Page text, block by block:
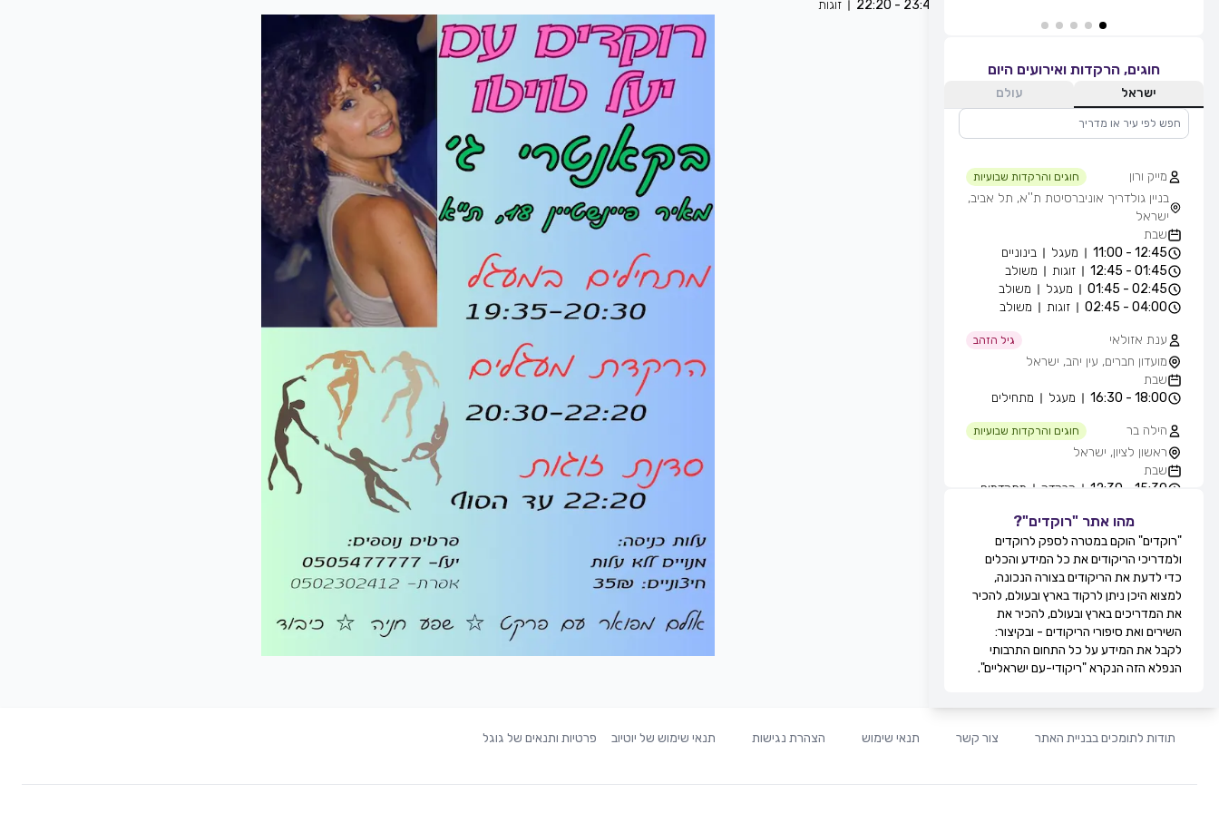
חוגים, הרקדות ואירועים היום
ישראל עולם
מייק ורון חוגים והרקדות שבועיות
בניין גולדריך אוניברסיטת ת''א, תל אביב,
ישראל
שבת
12:45 - 11:00
מעגל
בינוניים
01:45 - 12:45
זוגות
משולב
02:45 - 01:45
מעגל
משולב
04:00 - 02:45
זוגות משולב
ענת אזולאי גיל הזהב
מועדון חברים, עין יהב, ישראל
שבת
18:00 - 16:30
מעגל מתחילים
הילה בר חוגים והרקדות שבועיות
ראשון לציון, ישראל
שבת
15:30 - 12:30
הרקדה מתקדמים
גילה סולומון לוי חוגים והרקדות שבועיות
טיילת בת ים - חוף הסלע, בחורף
מ-11:00, בת ים, ישראל
שבת
12:30 - 11:00
מעגל
מתקדמים
13:30 - 12:30
זוגות מתקדמים
מירי אקוני חוגים והרקדות שבועיות
קאנטרי דקל, זוגות בלבד, תל אביב,
21:30 - 20:30
זוגות
מהו אתר "רוקדים"?
"רוקדים" הוקם במטרה לספק לרוקדים
ולמדריכי הריקודים את כל המידע והכלים
כדי לדעת את הריקודים בצורה הנכונה,
למצוא היכן ניתן לרקוד בארץ ובעולם, להכיר
את המדריכים בארץ ובעולם, להכיר את
השירים ואת סיפורי הריקודים - ובקיצור:
לקבל את המידע על כל התחום התרבותי
הנפלא הזה הנקרא "ריקודי-עם ישראליים".
23:45 - 22:20
זוגות
תודות לתומכים בבניית האתר צור קשר תנאי שימוש הצהרת נגישות תנאי שימוש של יוטיוב פרטיות ותנאים של גוגל